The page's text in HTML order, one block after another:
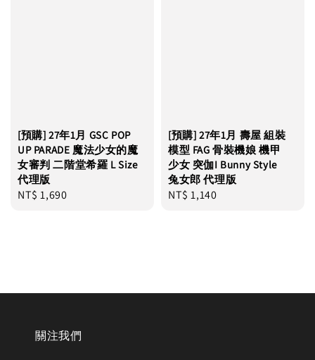
[預購] 27年1月 GSC POP
UP PARADE 魔法少女的魔
女審判 二階堂希羅 L Size
代理版
Regular
NT$ 1,690
[預購] 27年1月 壽屋 組裝
模型 FAG 骨裝機娘 機甲
少女 突伽I Bunny Style
兔女郎 代理版
Regular
NT$ 1,140
關注我們